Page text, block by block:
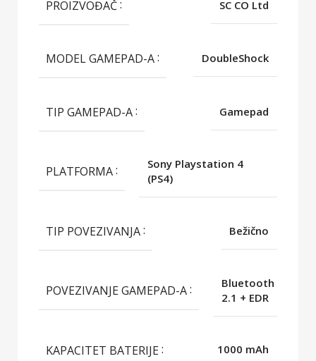
PROIZVOĐAČ SC CO Ltd
MODEL GAMEPAD-A DoubleShock
TIP GAMEPAD-A Gamepad
PLATFORMA
Sony Playstation 4
(PS4)
TIP POVEZIVANJA Bežično
POVEZIVANJE GAMEPAD-A
Bluetooth
2.1 + EDR
KAPACITET BATERIJE 1000 mAh